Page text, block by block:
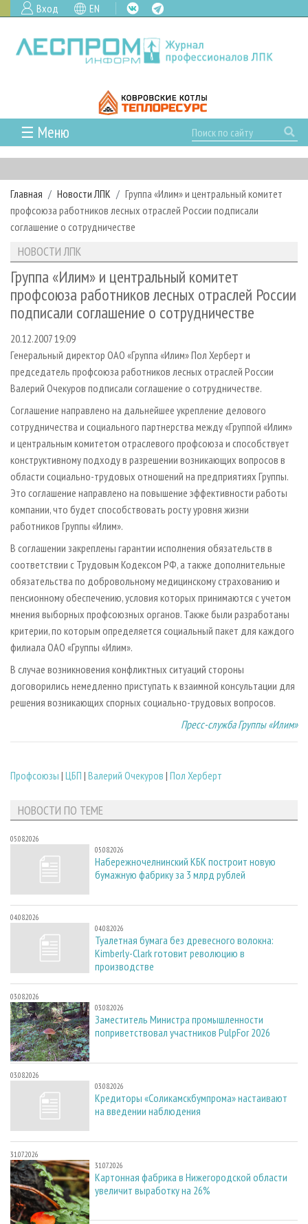
Вход EN
☰ Меню
ГЛАВНАЯ
РУБРИКИ И ТЕМЫ
РУБРИКИ ЖУРНАЛА
ЛЕСНОЕ ХОЗЯЙСТВО
ЛЕСОЗАГОТОВКА
ЛЕСОПИЛЕНИЕ
ДЕРЕВООБРАБОТКА
СУШКА ДРЕВЕСИНЫ
ПРОИЗВОДСТВО ДРЕВЕСНЫХ ПЛИТ
ДЕРЕВЯННОЕ ДОМОСТРОЕНИЕ
ПРОИЗВОДСТВО МЕБЕЛИ
БИОЭНЕРГЕТИКА
ЦБП
ИНСТРУМЕНТ И МАТЕРИАЛЫ
НОВОСТИ
КАЛЕНДАРЬ СОБЫТИЙ
НОВОСТИ ЛПК
НОВОСТИ ЖУРНАЛА
НОВОСТИ КОМПАНИЙ
ПРОЕКТЫ ЛПИ
АНАЛИТИКА
ПРЕДПРИЯТИЯ ЛПК
ЛЕСНЫЕ РЕГИОНЫ РОССИИ
ПЕРСОНЫ
МОБИЛЬНЫЕ ВЫСТАВКИ
ОФИЦИАЛЬНЫЕ ДЕЛЕГАЦИИ
ПРИОРИТЕТНЫЕ ИНВЕСТПРОЕКТЫ
RUSSIAN FORESTRY REVIEW
ГАЗЕТА ЛЕСПРОМФОРУМ
БИБЛИОТЕКА СПЕЦИАЛИСТА
АРХИВ
АРХИВ ЖУРНАЛОВ
СТАТЬИ
О ЖУРНАЛЕ
ПОДПИСКА
КОНТАКТЫ
РЕКЛАМОДАТЕЛЯМ
РЕКЛАМА
РЕКЛАМА НА САЙТЕ
Главная Новости ЛПК
Группа «Илим» и центральный комитет
профсоюза работников лесных отраслей России подписали
соглашение о сотрудничестве
НОВОСТИ ЛПК
Группа «Илим» и центральный комитет
профсоюза работников лесных отраслей России
подписали соглашение о сотрудничестве
20.12.2007 19:09
Генеральный директор ОАО «Группа «Илим» Пол Херберт и
председатель профсоюза работников лесных отраслей России
Валерий Очекуров подписали соглашение о сотрудничестве.
Соглашение направлено на дальнейшее укрепление делового
сотрудничества и социального партнерства между «Группой «Илим»
и центральным комитетом отраслевого профсоюза и способствует
конструктивному подходу в разрешении возникающих вопросов в
области социально-трудовых отношений на предприятиях Группы.
Это соглашение направлено на повышение эффективности работы
компании, что будет способствовать росту уровня жизни
работников Группы «Илим».
В соглашении закреплены гарантии исполнения обязательств в
соответствии с Трудовым Кодексом РФ, а также дополнительные
обязательства по добровольному медицинскому страхованию и
пенсионному обеспечению, условия которых принимаются с учетом
мнения выборных профсоюзных органов. Также были разработаны
критерии, по которым определяется социальный пакет для каждого
филиала ОАО «Группы «Илим».
В случае возникновения конфликтных ситуаций стороны
договорились немедленно приступать к взаимной консультации для
решения возникающих спорных социально-трудовых вопросов.
Пресс-служба Группы «Илим»
Профсоюзы | ЦБП | Валерий Очекуров | Пол Херберт
НОВОСТИ ПО ТЕМЕ
05.08.2026
05.08.2026
Набережночелнинский КБК построит новую
бумажную фабрику за 3 млрд рублей
04.08.2026
04.08.2026
Туалетная бумага без древесного волокна:
Kimberly-Clark готовит революцию в
производстве
03.08.2026
03.08.2026
Заместитель Министра промышленности
поприветствовал участников PulpFor 2026
03.08.2026
03.08.2026
Кредиторы «Соликамскбумпрома» настаивают
на введении наблюдения
31.07.2026
31.07.2026
Картонная фабрика в Нижегородской области
увеличит выработку на 26%